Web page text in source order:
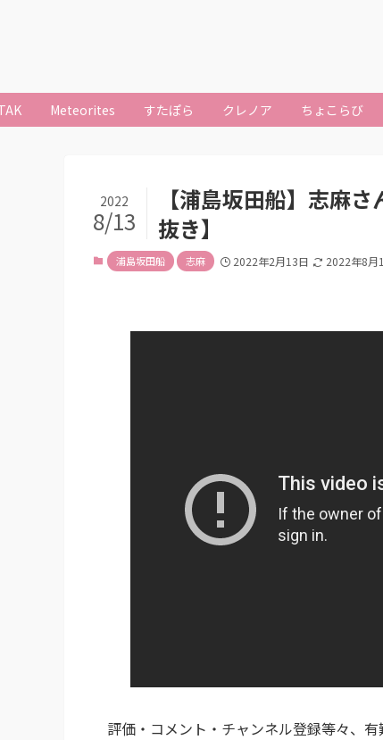
Meteorites すたぽら クレノア ちょこらび
【浦島坂田船】志麻
抜き】
2022
8/13
浦島坂田船 志麻 2022年2月13日 2022年8月
評価・コメント・チャンネル登録等々、有